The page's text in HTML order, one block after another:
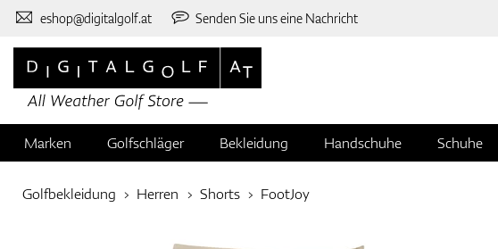
eshop@digitalgolf.at Senden Sie uns eine Nachricht
Marken Golfschläger Bekleidung Handschuhe Schuhe
Golfbekleidung Herren Shorts FootJoy